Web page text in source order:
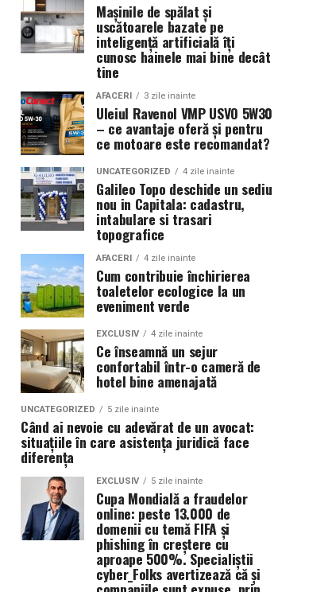
Mașinile de spălat și
uscătoarele bazate pe
inteligență artificială îți
cunosc hainele mai bine decât
tine
AFACERI 3 zile inainte
Uleiul Ravenol VMP USVO 5W30
– ce avantaje oferă și pentru
ce motoare este recomandat?
UNCATEGORIZED 4 zile inainte
Galileo Topo deschide un sediu
nou in Capitala: cadastru,
intabulare si trasari
topografice
AFACERI 4 zile inainte
Cum contribuie închirierea
toaletelor ecologice la un
eveniment verde
EXCLUSIV 4 zile inainte
Ce înseamnă un sejur
confortabil într-o cameră de
hotel bine amenajată
UNCATEGORIZED 5 zile inainte
Când ai nevoie cu adevărat de un avocat:
situațiile în care asistența juridică face
diferența
EXCLUSIV 5 zile inainte
Cupa Mondială a fraudelor
online: peste 13.000 de
domenii cu temă FIFA și
phishing în creștere cu
aproape 500%. Specialiștii
cyber_Folks avertizează că și